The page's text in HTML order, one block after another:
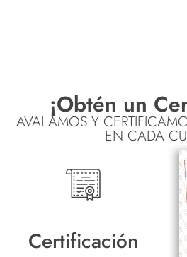
¡Obtén un
AVALAMOS Y
EN CADA
Certificación